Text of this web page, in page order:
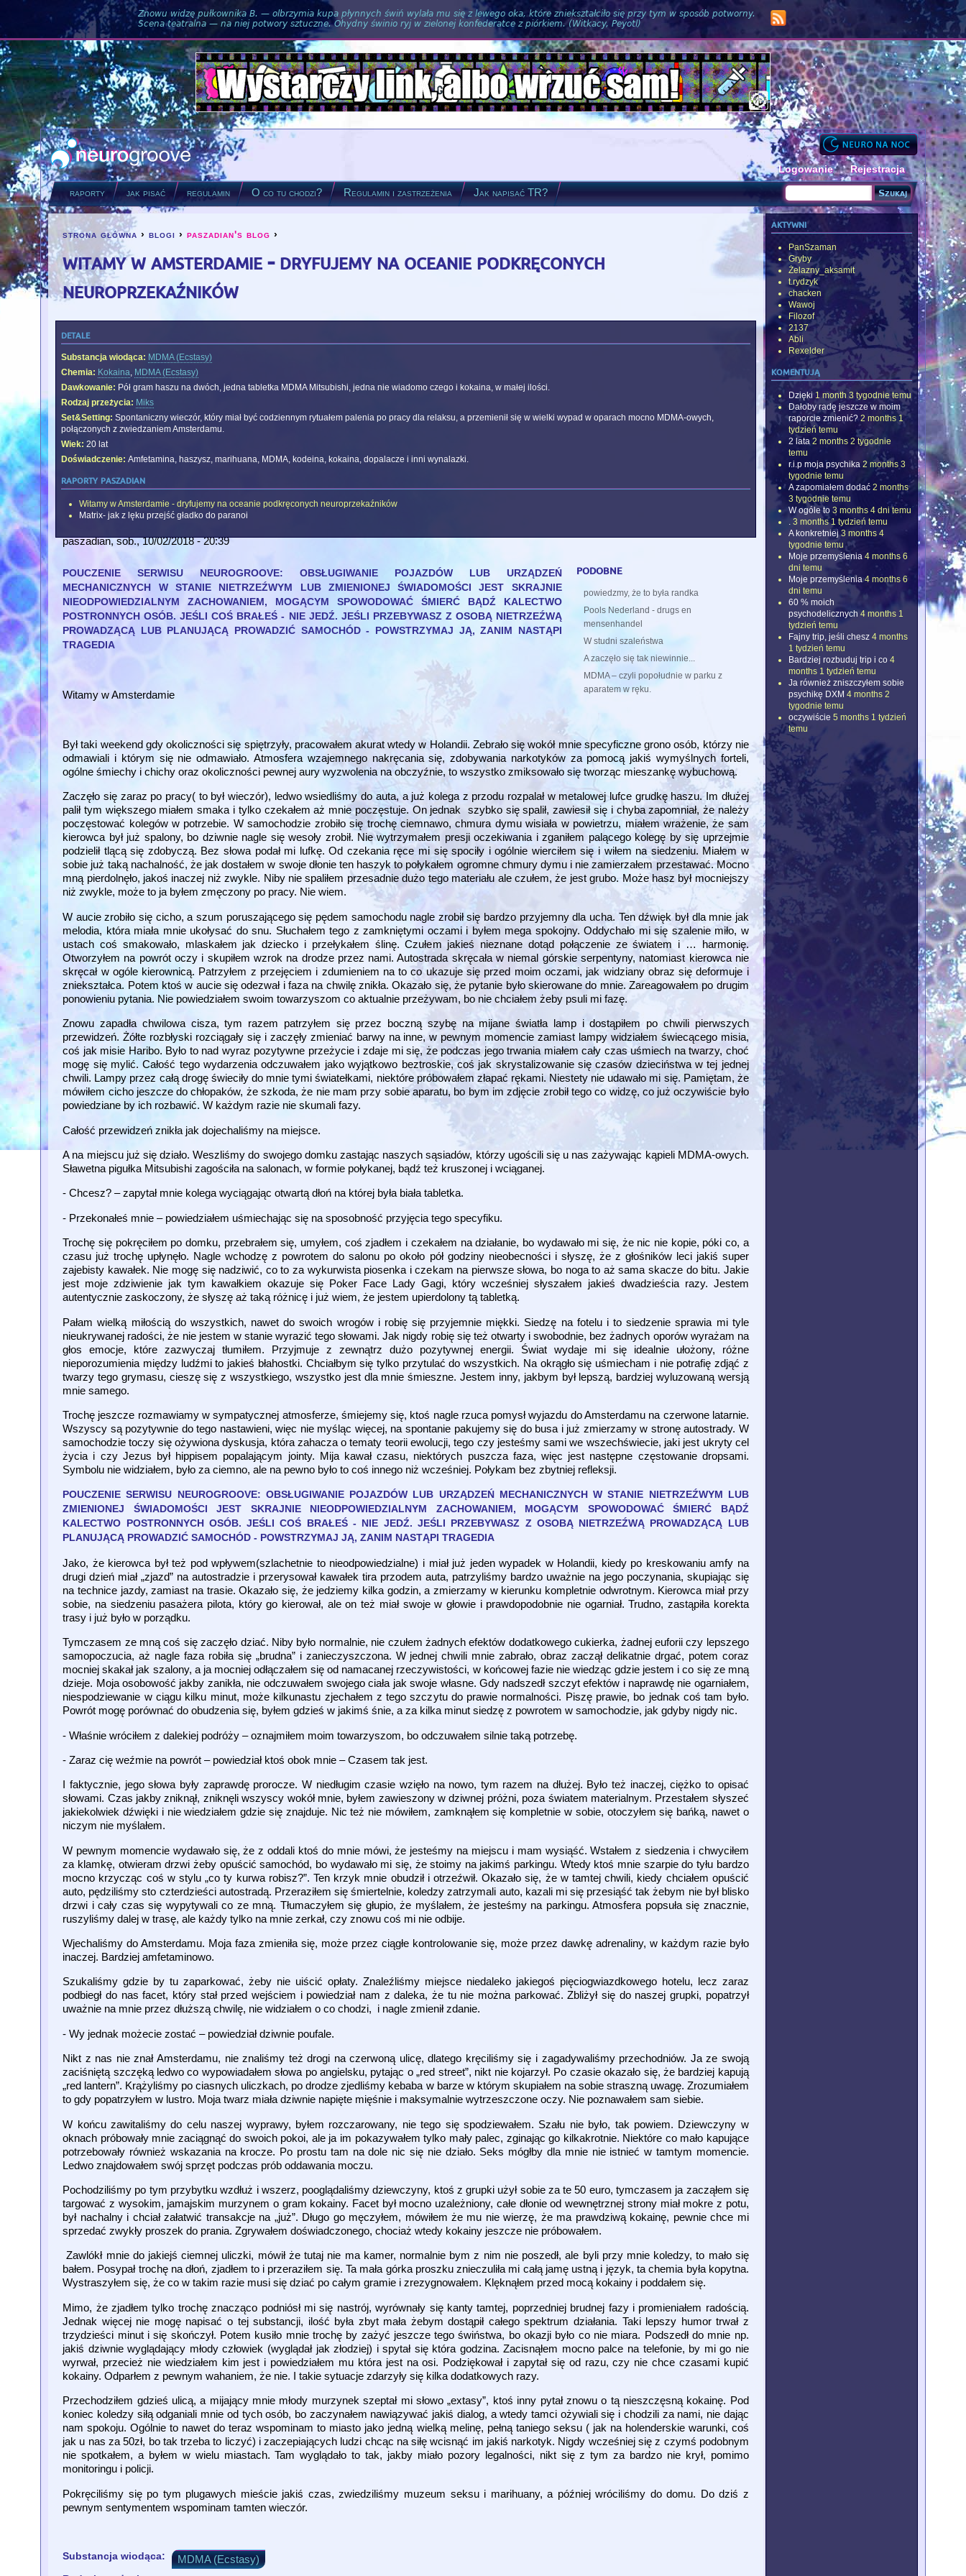
Znowu widzę pułkownika B. — olbrzymia kupa płynnych świń wylała mu się z lewego oka, które zniekształciło się przy tym w sposób potworny.
Scena teatralna — na niej potwory sztuczne. Ohydny świnio ryj w zielonej konfederatce z piórkiem. (Witkacy, Peyotl)
Logowanie Rejestracja
raporty jak pisać regulamin O co tu chodzi? Regulamin i zastrzeżenia Jak napisać TR?
Formularz wyszukiwania
you are here
strona główna ›blogi ›paszadian's blog ›
witamy w amsterdamie - dryfujemy na oceanie podkręconych
neuroprzekaźników
detale
Substancja wiodąca: MDMA (Ecstasy)
Chemia: Kokaina, MDMA (Ecstasy)
Dawkowanie: Pół gram haszu na dwóch, jedna tabletka MDMA Mitsubishi, jedna nie wiadomo czego i kokaina, w małej ilości.
Rodzaj przeżycia: Miks
Set&Setting: Spontaniczny wieczór, który miał być codziennym rytuałem palenia po pracy dla relaksu, a przemienił się w wielki wypad w oparach mocno MDMA-owych,
połączonych z zwiedzaniem Amsterdamu.
Wiek: 20 lat
Doświadczenie: Amfetamina, haszysz, marihuana, MDMA, kodeina, kokaina, dopalacze i inni wynalazki.
raporty paszadian
Witamy w Amsterdamie - dryfujemy na oceanie podkręconych neuroprzekaźników
Matrix- jak z lęku przejść gładko do paranoi
paszadian, sob., 10/02/2018 - 20:39
podobne
powiedzmy, że to była randka
Pools Nederland - drugs en
mensenhandel
W studni szaleństwa
A zaczęło się tak niewinnie...
MDMA – czyli popołudnie w parku z
aparatem w ręku.
POUCZENIE SERWISU NEUROGROOVE: OBSŁUGIWANIE POJAZDÓW LUB URZĄDZEŃ
MECHANICZNYCH W STANIE NIETRZEŹWYM LUB ZMIENIONEJ ŚWIADOMOŚCI JEST SKRAJNIE
NIEODPOWIEDZIALNYM ZACHOWANIEM, MOGĄCYM SPOWODOWAĆ ŚMIERĆ BĄDŹ KALECTWO
POSTRONNYCH OSÓB. JEŚLI COŚ BRAŁEŚ - NIE JEDŹ. JEŚLI PRZEBYWASZ Z OSOBĄ NIETRZEŹWĄ
PROWADZĄCĄ LUB PLANUJĄCĄ PROWADZIĆ SAMOCHÓD - POWSTRZYMAJ JĄ, ZANIM NASTĄPI
TRAGEDIA
Witamy w Amsterdamie
Był taki weekend gdy okoliczności się spiętrzyły, pracowałem akurat wtedy w Holandii. Zebrało się wokół mnie specyficzne grono osób, którzy nie
odmawiali i którym się nie odmawiało. Atmosfera wzajemnego nakręcania się, zdobywania narkotyków za pomocą jakiś wymyślnych forteli,
ogólne śmiechy i chichy oraz okoliczności pewnej aury wyzwolenia na obczyźnie, to wszystko zmiksowało się tworząc mieszankę wybuchową.
Zaczęło się zaraz po pracy( to był wieczór), ledwo wsiedliśmy do auta, a już kolega z przodu rozpalał w metalowej lufce grudkę haszu. Im dłużej
palił tym większego miałem smaka i tylko czekałem aż mnie poczęstuje. On jednak szybko się spalił, zawiesił się i chyba zapomniał, że należy
poczęstować kolegów w potrzebie. W samochodzie zrobiło się trochę ciemnawo, chmura dymu wisiała w powietrzu, miałem wrażenie, że sam
kierowca był już spalony, bo dziwnie nagle się wesoły zrobił. Nie wytrzymałem presji oczekiwania i zganiłem palącego kolegę by się uprzejmie
podzielił tlącą się zdobyczą. Bez słowa podał mi lufkę. Od czekania ręce mi się spociły i ogólnie wierciłem się i wiłem na siedzeniu. Miałem w
sobie już taką nachalność, że jak dostałem w swoje dłonie ten haszyk to połykałem ogromne chmury dymu i nie zamierzałem przestawać. Mocno
mną pierdolnęło, jakoś inaczej niż zwykle. Niby nie spaliłem przesadnie dużo tego materiału ale czułem, że jest grubo. Może hasz był mocniejszy
niż zwykle, może to ja byłem zmęczony po pracy. Nie wiem.
W aucie zrobiło się cicho, a szum poruszającego się pędem samochodu nagle zrobił się bardzo przyjemny dla ucha. Ten dźwięk był dla mnie jak
melodia, która miała mnie ukołysać do snu. Słuchałem tego z zamkniętymi oczami i byłem mega spokojny. Oddychało mi się szalenie miło, w
ustach coś smakowało, mlaskałem jak dziecko i przełykałem ślinę. Czułem jakieś nieznane dotąd połączenie ze światem i … harmonię.
Otworzyłem na powrót oczy i skupiłem wzrok na drodze przez nami. Autostrada skręcała w niemal górskie serpentyny, natomiast kierowca nie
skręcał w ogóle kierownicą. Patrzyłem z przejęciem i zdumieniem na to co ukazuje się przed moim oczami, jak widziany obraz się deformuje i
zniekształca. Potem ktoś w aucie się odezwał i faza na chwilę znikła. Okazało się, że pytanie było skierowane do mnie. Zareagowałem po drugim
ponowieniu pytania. Nie powiedziałem swoim towarzyszom co aktualnie przeżywam, bo nie chciałem żeby psuli mi fazę.
Znowu zapadła chwilowa cisza, tym razem patrzyłem się przez boczną szybę na mijane światła lamp i dostąpiłem po chwili pierwszych
przewidzeń. Żółte rozbłyski rozciągały się i zaczęły zmieniać barwy na inne, w pewnym momencie zamiast lampy widziałem świecącego misia,
coś jak misie Haribo. Było to nad wyraz pozytywne przeżycie i zdaje mi się, że podczas jego trwania miałem cały czas uśmiech na twarzy, choć
mogę się mylić. Całość tego wydarzenia odczuwałem jako wyjątkowo beztroskie, coś jak skrystalizowanie się czasów dzieciństwa w tej jednej
chwili. Lampy przez całą drogę świeciły do mnie tymi światełkami, niektóre próbowałem złapać rękami. Niestety nie udawało mi się. Pamiętam, że
mówiłem cicho jeszcze do chłopaków, że szkoda, że nie mam przy sobie aparatu, bo bym im zdjęcie zrobił tego co widzę, co już oczywiście było
powiedziane by ich rozbawić. W każdym razie nie skumali fazy.
Całość przewidzeń znikła jak dojechaliśmy na miejsce.
A na miejscu już się działo. Weszliśmy do swojego domku zastając naszych sąsiadów, którzy ugościli się u nas zażywając kąpieli MDMA-owych.
Sławetna pigułka Mitsubishi zagościła na salonach, w formie połykanej, bądź też kruszonej i wciąganej.
- Chcesz? – zapytał mnie kolega wyciągając otwartą dłoń na której była biała tabletka.
- Przekonałeś mnie – powiedziałem uśmiechając się na sposobność przyjęcia tego specyfiku.
Trochę się pokręciłem po domku, przebrałem się, umyłem, coś zjadłem i czekałem na działanie, bo wydawało mi się, że nic nie kopie, póki co, a
czasu już trochę upłynęło. Nagle wchodzę z powrotem do salonu po około pół godziny nieobecności i słyszę, że z głośników leci jakiś super
zajebisty kawałek. Nie mogę się nadziwić, co to za wykurwista piosenka i czekam na pierwsze słowa, bo noga to aż sama skacze do bitu. Jakie
jest moje zdziwienie jak tym kawałkiem okazuje się Poker Face Lady Gagi, który wcześniej słyszałem jakieś dwadzieścia razy. Jestem
autentycznie zaskoczony, że słyszę aż taką różnicę i już wiem, że jestem upierdolony tą tabletką.
Pałam wielką miłością do wszystkich, nawet do swoich wrogów i robię się przyjemnie miękki. Siedzę na fotelu i to siedzenie sprawia mi tyle
nieukrywanej radości, że nie jestem w stanie wyrazić tego słowami. Jak nigdy robię się też otwarty i swobodnie, bez żadnych oporów wyrażam na
głos emocje, które zazwyczaj tłumiłem. Przyjmuje z zewnątrz dużo pozytywnej energii. Świat wydaje mi się idealnie ułożony, różne
nieporozumienia między ludźmi to jakieś błahostki. Chciałbym się tylko przytulać do wszystkich. Na okrągło się uśmiecham i nie potrafię zdjąć z
twarzy tego grymasu, cieszę się z wszystkiego, wszystko jest dla mnie śmieszne. Jestem inny, jakbym był lepszą, bardziej wyluzowaną wersją
mnie samego.
Trochę jeszcze rozmawiamy w sympatycznej atmosferze, śmiejemy się, ktoś nagle rzuca pomysł wyjazdu do Amsterdamu na czerwone latarnie.
Wszyscy są pozytywnie do tego nastawieni, więc nie myśląc więcej, na spontanie pakujemy się do busa i już zmierzamy w stronę autostrady. W
samochodzie toczy się ożywiona dyskusja, która zahacza o tematy teorii ewolucji, tego czy jesteśmy sami we wszechświecie, jaki jest ukryty cel
życia i czy Jezus był hippisem popalającym jointy. Mija kawał czasu, niektórych puszcza faza, więc jest następne częstowanie dropsami.
Symbolu nie widziałem, było za ciemno, ale na pewno było to coś innego niż wcześniej. Połykam bez zbytniej refleksji.
POUCZENIE SERWISU NEUROGROOVE: OBSŁUGIWANIE POJAZDÓW LUB URZĄDZEŃ MECHANICZNYCH W STANIE NIETRZEŹWYM LUB
ZMIENIONEJ ŚWIADOMOŚCI JEST SKRAJNIE NIEODPOWIEDZIALNYM ZACHOWANIEM, MOGĄCYM SPOWODOWAĆ ŚMIERĆ BĄDŹ
KALECTWO POSTRONNYCH OSÓB. JEŚLI COŚ BRAŁEŚ - NIE JEDŹ. JEŚLI PRZEBYWASZ Z OSOBĄ NIETRZEŹWĄ PROWADZĄCĄ LUB
PLANUJĄCĄ PROWADZIĆ SAMOCHÓD - POWSTRZYMAJ JĄ, ZANIM NASTĄPI TRAGEDIA
Jako, że kierowca był też pod wpływem(szlachetnie to nieodpowiedzialne) i miał już jeden wypadek w Holandii, kiedy po kreskowaniu amfy na
drugi dzień miał „zjazd” na autostradzie i przerysował kawałek tira przodem auta, patrzyliśmy bardzo uważnie na jego poczynania, skupiając się
na technice jazdy, zamiast na trasie. Okazało się, że jedziemy kilka godzin, a zmierzamy w kierunku kompletnie odwrotnym. Kierowca miał przy
sobie, na siedzeniu pasażera pilota, który go kierował, ale on też miał swoje w głowie i prawdopodobnie nie ogarniał. Trudno, zastąpiła korekta
trasy i już było w porządku.
Tymczasem ze mną coś się zaczęło dziać. Niby było normalnie, nie czułem żadnych efektów dodatkowego cukierka, żadnej euforii czy lepszego
samopoczucia, aż nagle faza robiła się „brudna” i zanieczyszczona. W jednej chwili mnie zabrało, obraz zaczął delikatnie drgać, potem coraz
mocniej skakał jak szalony, a ja mocniej odłączałem się od namacanej rzeczywistości, w końcowej fazie nie wiedząc gdzie jestem i co się ze mną
dzieje. Moja osobowość jakby zanikła, nie odczuwałem swojego ciała jak swoje własne. Gdy nadszedł szczyt efektów i naprawdę nie ogarniałem,
niespodziewanie w ciągu kilku minut, może kilkunastu zjechałem z tego szczytu do prawie normalności. Piszę prawie, bo jednak coś tam było.
Powrót mogę porównać do obudzenia się, byłem gdzieś w jakimś śnie, a za kilka minut siedzę z powrotem w samochodzie, jak gdyby nigdy nic.
- Właśnie wróciłem z dalekiej podróży – oznajmiłem moim towarzyszom, bo odczuwałem silnie taką potrzebę.
- Zaraz cię weźmie na powrót – powiedział ktoś obok mnie – Czasem tak jest.
I faktycznie, jego słowa były zaprawdę prorocze. W niedługim czasie wzięło na nowo, tym razem na dłużej. Było też inaczej, ciężko to opisać
słowami. Czas jakby zniknął, zniknęli wszyscy wokół mnie, byłem zawieszony w dziwnej próżni, poza światem materialnym. Przestałem słyszeć
jakiekolwiek dźwięki i nie wiedziałem gdzie się znajduje. Nic też nie mówiłem, zamknąłem się kompletnie w sobie, otoczyłem się bańką, nawet o
niczym nie myślałem.
W pewnym momencie wydawało się, że z oddali ktoś do mnie mówi, że jesteśmy na miejscu i mam wysiąść. Wstałem z siedzenia i chwyciłem
za klamkę, otwieram drzwi żeby opuścić samochód, bo wydawało mi się, że stoimy na jakimś parkingu. Wtedy ktoś mnie szarpie do tyłu bardzo
mocno krzycząc coś w stylu „co ty kurwa robisz?”. Ten krzyk mnie obudził i otrzeźwił. Okazało się, że w tamtej chwili, kiedy chciałem opuścić
auto, pędziliśmy sto czterdzieści autostradą. Przeraziłem się śmiertelnie, koledzy zatrzymali auto, kazali mi się przesiąść tak żebym nie był blisko
drzwi i cały czas się wypytywali co ze mną. Tłumaczyłem się głupio, że myślałem, że jesteśmy na parkingu. Atmosfera popsuła się znacznie,
ruszyliśmy dalej w trasę, ale każdy tylko na mnie zerkał, czy znowu coś mi nie odbije.
Wjechaliśmy do Amsterdamu. Moja faza zmieniła się, może przez ciągłe kontrolowanie się, może przez dawkę adrenaliny, w każdym razie było
inaczej. Bardziej amfetaminowo.
Szukaliśmy gdzie by tu zaparkować, żeby nie uiścić opłaty. Znaleźliśmy miejsce niedaleko jakiegoś pięciogwiazdkowego hotelu, lecz zaraz
podbiegł do nas facet, który stał przed wejściem i powiedział nam z daleka, że tu nie można parkować. Zbliżył się do naszej grupki, popatrzył
uważnie na mnie przez dłuższą chwilę, nie widziałem o co chodzi, i nagle zmienił zdanie.
- Wy jednak możecie zostać – powiedział dziwnie poufale.
Nikt z nas nie znał Amsterdamu, nie znaliśmy też drogi na czerwoną ulicę, dlatego kręciliśmy się i zagadywaliśmy przechodniów. Ja ze swoją
zaciśniętą szczęką ledwo co wypowiadałem słowa po angielsku, pytając o „red street”, nikt nie kojarzył. Po czasie okazało się, że bardziej kapują
„red lantern”. Krążyliśmy po ciasnych uliczkach, po drodze zjedliśmy kebaba w barze w którym skupiałem na sobie straszną uwagę. Zrozumiałem
to gdy popatrzyłem w lustro. Moja twarz miała dziwnie napięte mięśnie i maksymalnie wytrzeszczone oczy. Nie poznawałem sam siebie.
W końcu zawitaliśmy do celu naszej wyprawy, byłem rozczarowany, nie tego się spodziewałem. Szału nie było, tak powiem. Dziewczyny w
oknach próbowały mnie zaciągnąć do swoich pokoi, ale ja im pokazywałem tylko mały palec, zginając go kilkakrotnie. Niektóre co mało kapujące
potrzebowały również wskazania na krocze. Po prostu tam na dole nic się nie działo. Seks mógłby dla mnie nie istnieć w tamtym momencie.
Ledwo znajdowałem swój sprzęt podczas prób oddawania moczu.
Pochodziliśmy po tym przybytku wzdłuż i wszerz, pooglądaliśmy dziewczyny, ktoś z grupki użył sobie za te 50 euro, tymczasem ja zacząłem się
targować z wysokim, jamajskim murzynem o gram kokainy. Facet był mocno uzależniony, całe dłonie od wewnętrznej strony miał mokre z potu,
był nachalny i chciał załatwić transakcje na „już”. Długo go męczyłem, mówiłem że mu nie wierzę, że ma prawdziwą kokainę, pewnie chce mi
sprzedać zwykły proszek do prania. Zgrywałem doświadczonego, chociaż wtedy kokainy jeszcze nie próbowałem.
Zawlókł mnie do jakiejś ciemnej uliczki, mówił że tutaj nie ma kamer, normalnie bym z nim nie poszedł, ale byli przy mnie koledzy, to mało się
bałem. Posypał trochę na dłoń, zjadłem to i przeraziłem się. Ta mała górka proszku znieczuliła mi całą jamę ustną i język, ta chemia była kopytna.
Wystraszyłem się, że co w takim razie musi się dziać po całym gramie i zrezygnowałem. Klęknąłem przed mocą kokainy i poddałem się.
Mimo, że zjadłem tylko trochę znacząco podniósł mi się nastrój, wyrównały się kanty tamtej, poprzedniej brudnej fazy i promieniałem radością.
Jednak więcej nie mogę napisać o tej substancji, ilość była zbyt mała żebym dostąpił całego spektrum działania. Taki lepszy humor trwał z
trzydzieści minut i się skończył. Potem kusiło mnie trochę by zażyć jeszcze tego świństwa, bo okazji było co nie miara. Podszedł do mnie np.
jakiś dziwnie wyglądający młody człowiek (wyglądał jak złodziej) i spytał się która godzina. Zacisnąłem mocno palce na telefonie, by mi go nie
wyrwał, przecież nie wiedziałem kim jest i powiedziałem mu która jest na osi. Podziękował i zapytał się od razu, czy nie chce czasami kupić
kokainy. Odparłem z pewnym wahaniem, że nie. I takie sytuacje zdarzyły się kilka dodatkowych razy.
Przechodziłem gdzieś ulicą, a mijający mnie młody murzynek szeptał mi słowo „extasy”, ktoś inny pytał znowu o tą nieszczęsną kokainę. Pod
koniec koledzy siłą odganiali mnie od tych osób, bo zaczynałem nawiązywać jakiś dialog, a wtedy tamci ożywiali się i chodzili za nami, nie dając
nam spokoju. Ogólnie to nawet do teraz wspominam to miasto jako jedną wielką melinę, pełną taniego seksu ( jak na holenderskie warunki, coś
jak u nas za 50zł, bo tak trzeba to liczyć) i zaczepiających ludzi chcąc na siłę wcisnąć im jakiś narkotyk. Nigdy wcześniej się z czymś podobnym
nie spotkałem, a byłem w wielu miastach. Tam wyglądało to tak, jakby miało pozory legalności, nikt się z tym za bardzo nie krył, pomimo
monitoringu i policji.
Pokręciliśmy się po tym plugawych mieście jakiś czas, zwiedziliśmy muzeum seksu i marihuany, a później wróciliśmy do domu. Do dziś z
pewnym sentymentem wspominam tamten wieczór.
Substancja wiodąca: MDMA (Ecstasy)
aktywni
PanSzaman
Gryby
Żelazny_aksamit
t.rydzyk
chacken
Wawoj
Filozof
2137
Abli
Rexelder
komentują
Dzięki 1 month 3 tygodnie temu
Dałoby radę jeszcze w moim
raporcie zmienić? 2 months 1
tydzień temu
2 lata 2 months 2 tygodnie
temu
r.i.p moja psychika 2 months 3
tygodnie temu
A zapomiałem dodać 2 months
3 tygodnie temu
W ogóle to 3 months 4 dni temu
3 months 1 tydzień temu
A konkretniej 3 months 4
tygodnie temu
Moje przemyślenia 4 months 6
dni temu
Moje przemyślenia 4 months 6
dni temu
60 % moich
psychodelicznych 4 months 1
tydzień temu
Fajny trip, jeśli chesz 4 months
1 tydzień temu
Bardziej rozbuduj trip i co 4
months 1 tydzień temu
Ja również zniszczyłem sobie
psychikę DXM 4 months 2
tygodnie temu
oczywiście 5 months 1 tydzień
temu